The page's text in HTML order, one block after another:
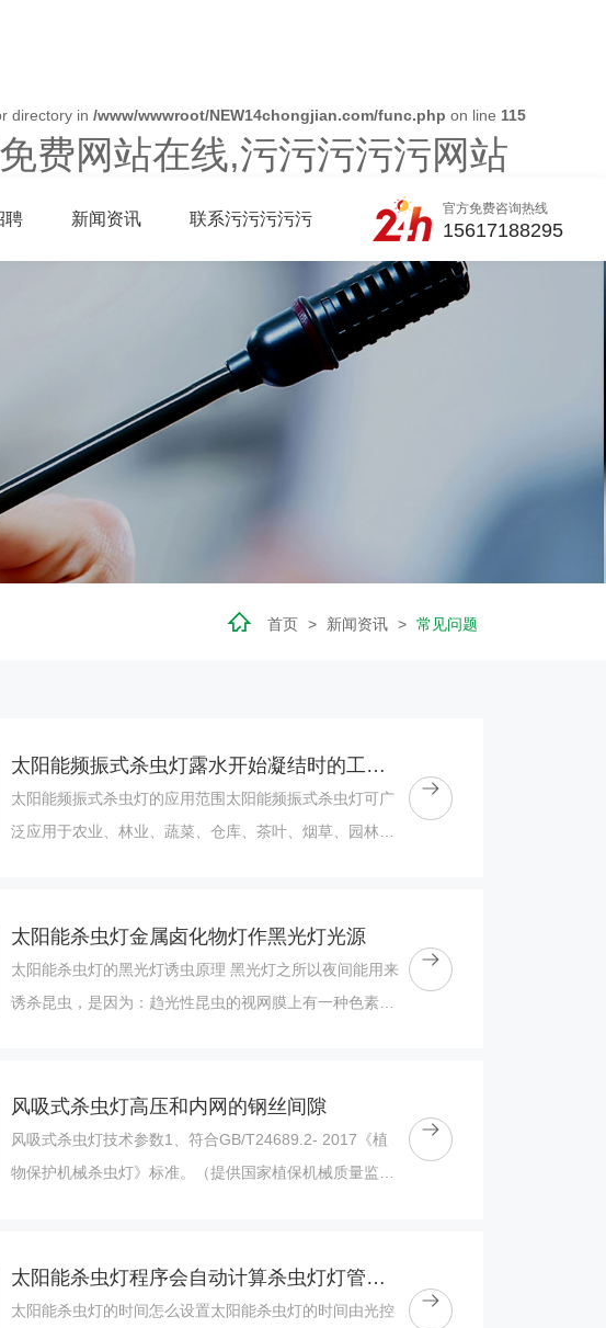
directory in /www/wwwroot/NEW14chongjian.com/func.php on line 115
费网站在线,污污污污污网站
聘 新闻资讯 联系污污污污污
官方免费咨询热线
15617188295
首页 > 新闻资讯 > 常见问题
太阳能频振式杀虫灯露水开始凝结时的工作效率
太阳能频振式杀虫灯的应用范围太阳能频振式杀虫灯可广
泛应用于农业、林业、蔬菜、仓库、茶叶、烟草、园林、
太阳能杀虫灯金属卤化物灯作黑光灯光源
太阳能杀虫灯的黑光灯诱虫原理 黑光灯之所以夜间能用来
诱杀昆虫，是因为：趋光性昆虫的视网膜上有一种色素，
风吸式杀虫灯高压和内网的钢丝间隙
风吸式杀虫灯技术参数1、符合GB/T24689.2- 2017《植
物保护机械杀虫灯》标准。（提供国家植保机械质量监督
太阳能杀虫灯程序会自动计算杀虫灯灯管亮灯时长
太阳能杀虫灯的时间怎么设置太阳能杀虫灯的时间由光控